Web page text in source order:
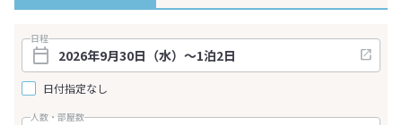
日程
日付指定なし
人数・部屋数